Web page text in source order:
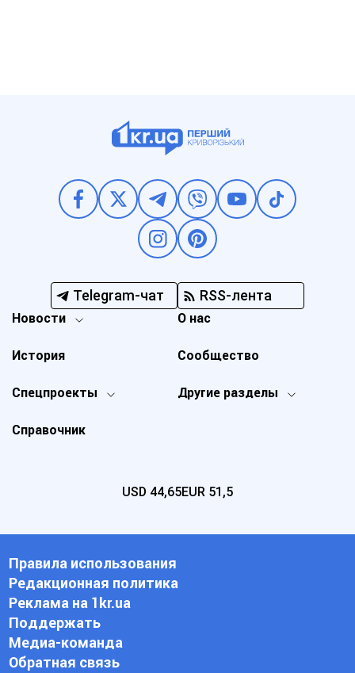
Telegram-чат RSS-лента
Новости
Спецпроекты Другие разделы
История
О нас
Справочник
Сообщество
USD 44,65EUR 51,5
Правила использования
Редакционная политика
Реклама на 1kr.ua
Поддержать
Медиа-команда
Обратная связь